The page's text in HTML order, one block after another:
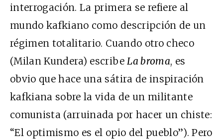
interrogación. La primera se refiere al
mundo kafkiano como descripción de un
régimen totalitario. Cuando otro checo
(Milan Kundera) escribe La broma, es
obvio que hace una sátira de inspiración
kafkiana sobre la vida de un militante
comunista (arruinada por hacer un chiste:
“El optimismo es el opio del pueblo”). Pero